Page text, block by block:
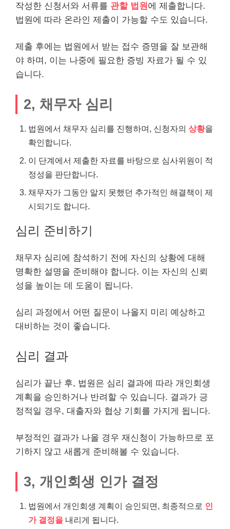
작성한 신청서와 서류를 관할 법원 에 제출합니다.
법원에 따라 온라인 제출이 가능할 수도 있습니다.
제출 후에는 법원에서 받는 접수 증명을 잘 보관해
야 하며, 이는 나중에 필요한 증빙 자료가 될 수 있
습니다.
2, 채무자 심리
법원에서 채무자 심리를 진행하며, 신청자의 상황을
확인합니다.
이 단계에서 제출한 자료를 바탕으로 심사위원이 적
정성을 판단합니다.
채무자가 그동안 알지 못했던 추가적인 해결책이 제
시되기도 합니다.
심리 준비하기
채무자 심리에 참석하기 전에 자신의 상황에 대해
명확한 설명을 준비해야 합니다. 이는 자신의 신뢰
성을 높이는 데 도움이 됩니다.
심리 과정에서 어떤 질문이 나올지 미리 예상하고
대비하는 것이 좋습니다.
심리 결과
심리가 끝난 후, 법원은 심리 결과에 따라 개인회생
계획을 승인하거나 반려할 수 있습니다. 결과가 긍
정적일 경우, 대출자와 협상 기회를 가지게 됩니다.
부정적인 결과가 나올 경우 재신청이 가능하므로 포
기하지 않고 새롭게 준비해볼 수 있습니다.
3, 개인회생 인가 결정
법원에서 개인회생 계획이 승인되면, 최종적으로 인
가 결정을 내리게 됩니다.